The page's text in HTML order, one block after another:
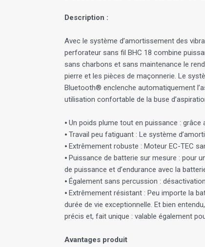
Description :
Avec le système d’amortissement des
perforateur sans fil BHC 18 combine
sans charbons et sans maintenance le
pierre et les pièces de maçonnerie. Le
Bluetooth® enclenche automatiquement
utilisation confortable de la buse
⦁ Un poids plume tout en puissance :
⦁ Travail peu fatiguant : Le système
⦁ Extrêmement robuste : Moteur EC-TEC
⦁ Puissance de batterie sur mesure : pour
de puissance et d’endurance avec la
⦁ Également sans percussion :
⦁ Extrêmement résistant : Peu importe la
durée de vie exceptionnelle. Et bien
précis et, fait unique : valable également
Avantages produit